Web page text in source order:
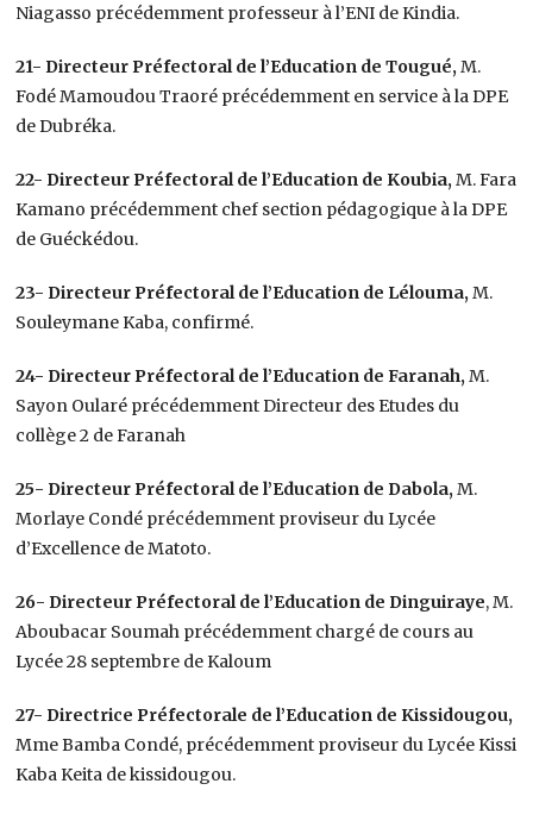
Niagasso précédemment professeur à l’ENI de Kindia.
21- Directeur Préfectoral de l’Education de Tougué, M.
Fodé Mamoudou Traoré précédemment en service à la DPE
de Dubréka.
22- Directeur Préfectoral de l’Education de Koubia, M. Fara
Kamano précédemment chef section pédagogique à la DPE
de Guéckédou.
23- Directeur Préfectoral de l’Education de Lélouma, M.
Souleymane Kaba, confirmé.
24- Directeur Préfectoral de l’Education de Faranah, M.
Sayon Oularé précédemment Directeur des Etudes du
collège 2 de Faranah
25- Directeur Préfectoral de l’Education de Dabola, M.
Morlaye Condé précédemment proviseur du Lycée
d’Excellence de Matoto.
26- Directeur Préfectoral de l’Education de Dinguiraye, M.
Aboubacar Soumah précédemment chargé de cours au
Lycée 28 septembre de Kaloum
27- Directrice Préfectorale de l’Education de Kissidougou,
Mme Bamba Condé, précédemment proviseur du Lycée Kissi
Kaba Keita de kissidougou.